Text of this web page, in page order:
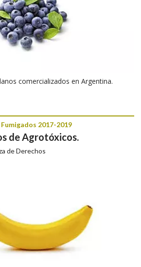
comercializados en Argentina.
de Agrotóxicos.
de Derechos
2017-2019